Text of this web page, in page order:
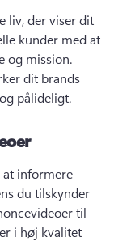
liv, der viser dit
kunder med at
dit brands
pålideligt.
informere
du tilskynder
til
i høj kvalitet